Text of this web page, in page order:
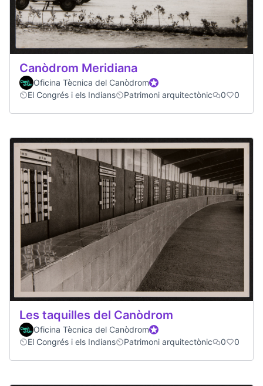
Canòdrom Meridiana
Oficina Tècnica del CanòdromOfficial participant
El Congrés i els Indians
Patrimoni arquitectònic 0 0
Les taquilles del Canòdrom
Oficina Tècnica del CanòdromOfficial participant
El Congrés i els Indians
Patrimoni arquitectònic 0 0